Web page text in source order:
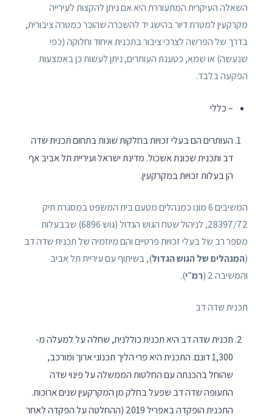
השאלה העיקרית המתעוררת היא אם ניתן להקצות לעירייה
מקרקעין למטרת דיור בהישג יד להשכרה שהוכר כמטרה ציבורית,
בדרך של הפרשה לצרכי ציבור בתכנית איחוד וחלוקה (כפי
שנעשה) או שמא, כטענת העותרים, ניתן לעשות כן באמצעות
הפקעה בלבד.
– כללי
העותרים הם בעלי זכויות בחלקות שונות בתחום תכנית שדה
דב ותכנית שכונת אשכול. מדינת ישראל ועיריית תל אביב אף
הן בעלות זכויות במקרקעין.
המשיבים 6 מונו כמנהלים מטעם בית המשפט במסגרת תיק
28397/72, לניהול שטח הגוש הגדול (גוש 6896) שבבעלות
מספר רב של בעלי זכויות פרטיים והם מיוזמיה של תכנית שדה דב
(המנהלים של הגוש הגדול), בשיתוף עם עיריית תל אביב
והמשיבה 2 (
רמ״י).
תכנית שדה דב
תכנית שדה דב היא תכנית כוללנית, שחלה על למעלה מ-
1,300 דונם. התכנית היא פרי הליך תכנוני ארוך ומורכב,
שהוחל בהכנתה עם החלטות הממשלה על פינוי שדה
התעופה שדה דב שפעל בחלק מן המקרקעין שנים ארוכות.
התכנית הופקדה באפריל 2019 (ההחלטה על הפקדה לאחר